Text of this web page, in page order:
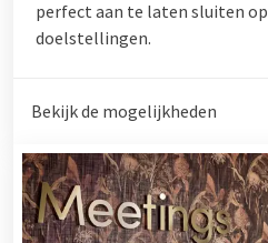
perfect aan te laten sluiten op
doelstellingen.
Bekijk de mogelijkheden